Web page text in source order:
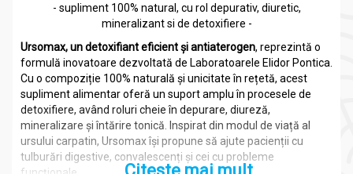
- supliment 100% natural, cu rol depurativ, diuretic,
mineralizant si de detoxifiere -
Ursomax, un detoxifiant eficient și antiaterogen, reprezintă o
formulă inovatoare dezvoltată de Laboratoarele Elidor Pontica.
Cu o compoziție 100% naturală și unicitate în rețetă, acest
supliment alimentar oferă un suport amplu în procesele de
detoxifiere, având roluri cheie în depurare, diureză,
mineralizare și întărire tonică. Inspirat din modul de viață al
ursului carpatin, Ursomax își propune să ajute pacienții cu
tulburări digestive, convalescenți și cei cu probleme